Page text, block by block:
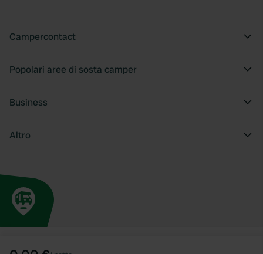
Campercontact
Popolari aree di sosta camper
Business
Altro